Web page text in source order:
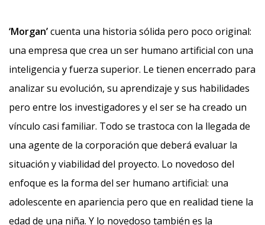
‘Morgan’cuenta una historia sólida pero poco original:
una empresa que crea un ser humano artificial con una
inteligencia y fuerza superior. Le tienen encerrado para
analizar su evolución, su aprendizaje y sus habilidades
pero entre los investigadores y el ser se ha creado un
vínculo casi familiar. Todo se trastoca con la llegada de
una agente de la corporación que deberá evaluar la
situación y viabilidad del proyecto. Lo novedoso del
enfoque es la forma del ser humano artificial: una
adolescente en apariencia pero que en realidad tiene la
edad de una niña. Y lo novedoso también es la